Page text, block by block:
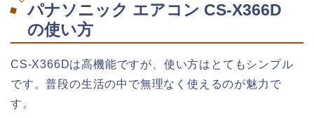
パナソニック エアコン CS-X366D
の使い方
CS-X366Dは高機能ですが、使い方はとてもシンプル
です。普段の生活の中で無理なく使えるのが魅力で
す。